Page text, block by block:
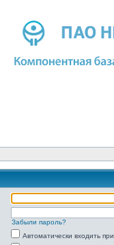
Забыли пароль?
Автоматически входить